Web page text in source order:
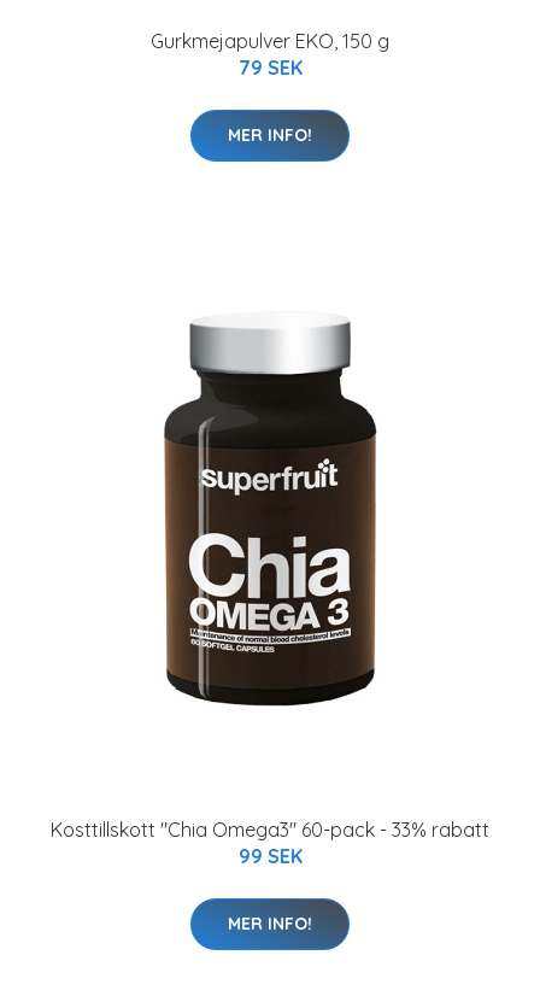
Gurkmejapulver EKO, 150 g
79 SEK
MER INFO!
Kosttillskott "Chia Omega3" 60-pack - 33% rabatt
99 SEK
MER INFO!